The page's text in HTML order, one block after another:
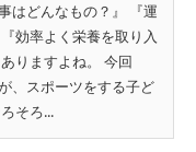
はどんなもの？』 『運
効率よく栄養を取り入
りますよね。 今回
、スポーツをする子ど
そろ...